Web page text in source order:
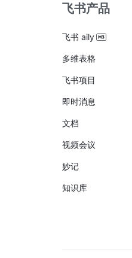
飞书产品
飞书 aily
多维表格
飞书项目
即时消息
文档
视频会议
妙记
知识库